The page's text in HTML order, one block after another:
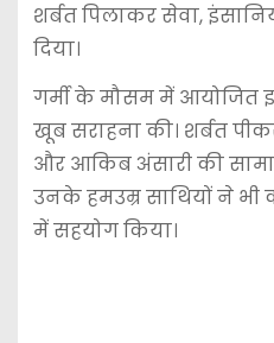
शर्बत पिलाकर सेवा,
दिया।
गर्मी के मौसम में आयोजित
खूब सराहना की। शर्बत
और आकिब अंसारी की
उनके हमउम्र साथियों ने
में सहयोग किया।